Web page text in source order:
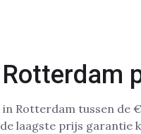
Rotterdam tussen de
laagste prijs garantie